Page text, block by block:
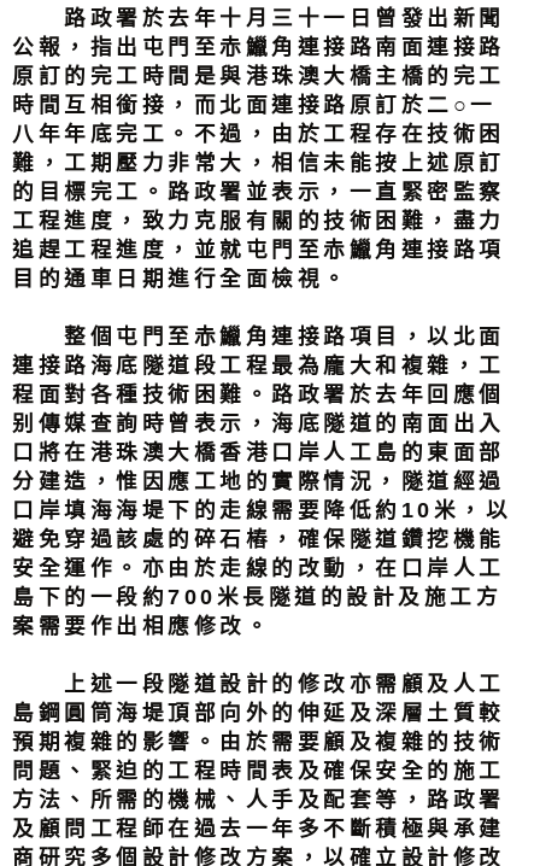
路政署於去年十月三十一日曾發出新聞
公報，指出屯門至赤鱲角連接路南面連接路
原訂的完工時間是與港珠澳大橋主橋的完工
時間互相銜接，而北面連接路原訂於二○一
八年年底完工。不過，由於工程存在技術困
難，工期壓力非常大，相信未能按上述原訂
的目標完工。路政署並表示，一直緊密監察
工程進度，致力克服有關的技術困難，盡力
追趕工程進度，並就屯門至赤鱲角連接路項
目的通車日期進行全面檢視。
整個屯門至赤鱲角連接路項目，以北面
連接路海底隧道段工程最為龐大和複雜，工
程面對各種技術困難。路政署於去年回應個
别傳媒查詢時曾表示，海底隧道的南面出入
口將在港珠澳大橋香港口岸人工島的東面部
分建造，惟因應工地的實際情況，隧道經過
口岸填海海堤下的走線需要降低約10米，以
避免穿過該處的碎石樁，確保隧道鑽挖機能
安全運作。亦由於走線的改動，在口岸人工
島下的一段約700米長隧道的設計及施工方
案需要作出相應修改。
上述一段隧道設計的修改亦需顧及人工
島鋼圓筒海堤頂部向外的伸延及深層土質較
預期複雜的影響。由於需要顧及複雜的技術
問題、緊迫的工程時間表及確保安全的施工
方法、所需的機械、人手及配套等，路政署
及顧問工程師在過去一年多不斷積極與承建
商研究多個設計修改方案，以確立設計修改